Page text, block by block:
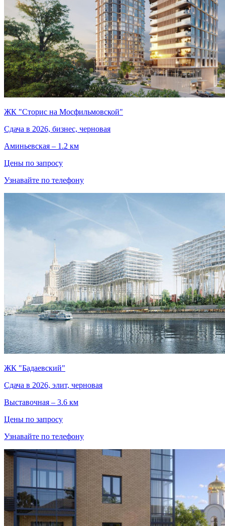
ЖК "Сторис на Мосфильмовской"
Сдача в 2026, бизнес, черновая
Аминьевская – 1.2 км
Цены по запросу
Узнавайте по телефону
ЖК "Бадаевский"
Сдача в 2026, элит, черновая
Выставочная – 3.6 км
Цены по запросу
Узнавайте по телефону